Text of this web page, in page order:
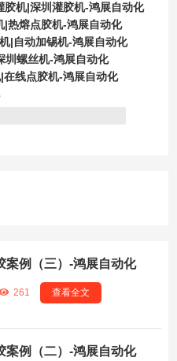
机|深圳灌胶机-鸿展自动化
|热熔点胶机-鸿展自动化
|自动加锡机-鸿展自动化
圳螺丝机-鸿展自动化
线点胶机-鸿展自动化
案例（三）-鸿展自动化
261 查看全文
案例（二）-鸿展自动化